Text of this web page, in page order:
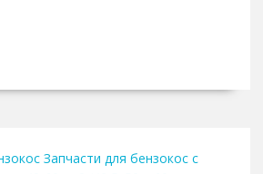
Запчасти для бензокос с